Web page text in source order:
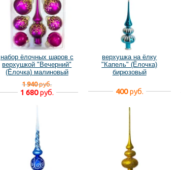
набор ёлочных шаров с
верхушкой "Вечерний"
(Ёлочка) малиновый
1 940руб.
1 680руб.
верхушка на ёлку
"Капель" (Ёлочка)
бирюзовый
400руб.